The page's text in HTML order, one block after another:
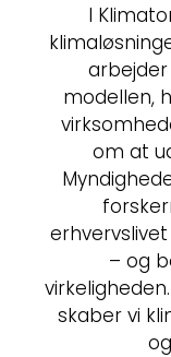
I
modellen,
om at
– og
skaber vi